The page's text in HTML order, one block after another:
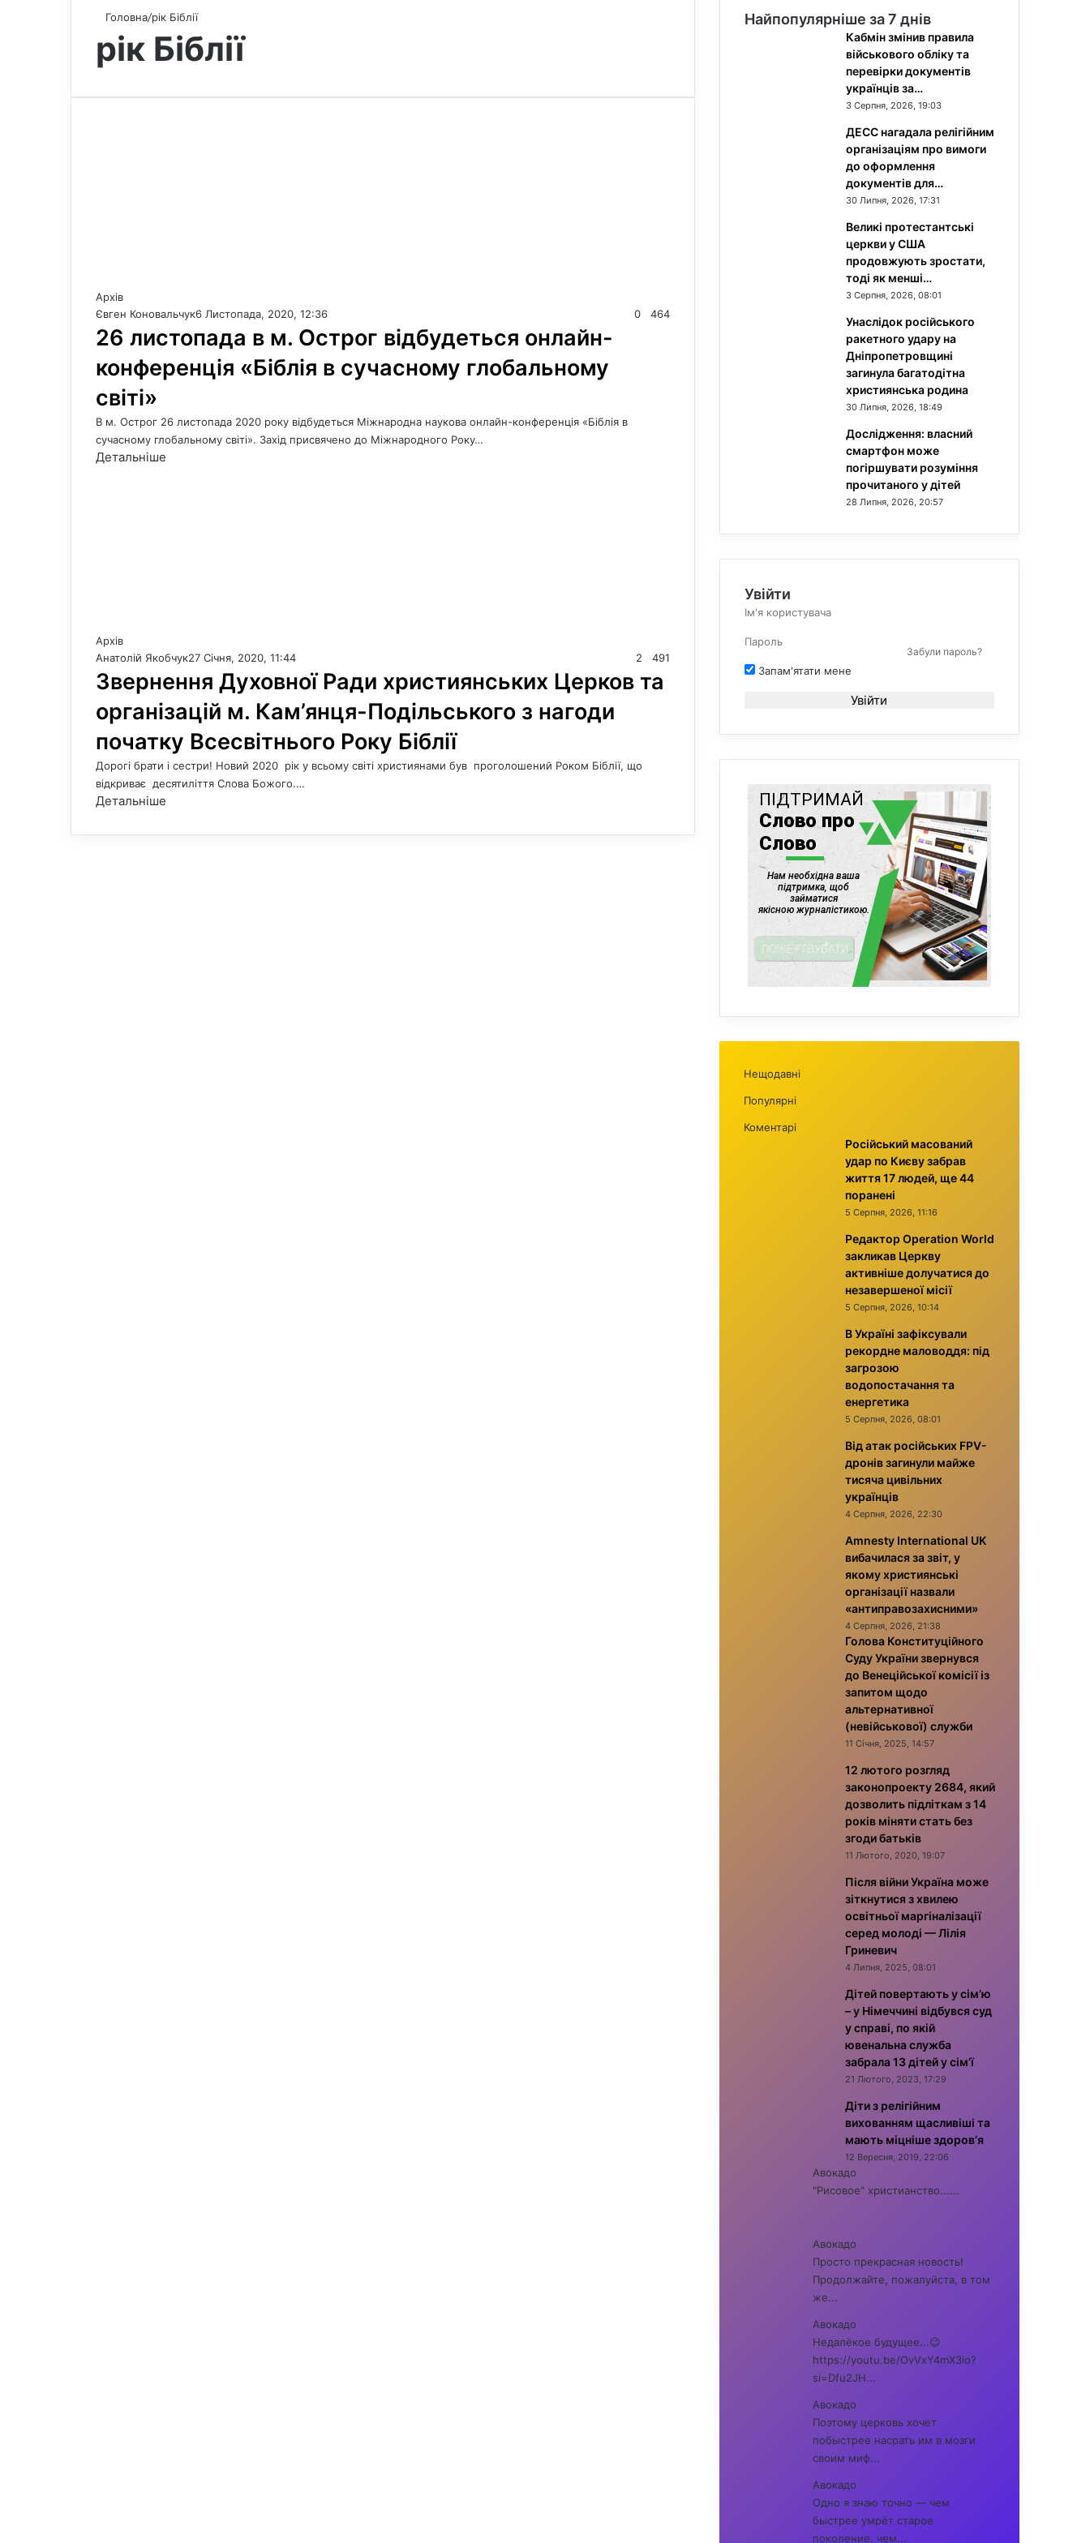
Головна/рік Біблії
рік Біблії
Архів
Євген Коновальчук6 Листопада, 2020, 12:36 0 464
26 листопада в м. Острог відбудеться онлайн-
конференція «Біблія в сучасному глобальному
світі»
В м. Острог 26 листопада 2020 року відбудеться Міжнародна наукова онлайн-конференція «Біблія в
сучасному глобальному світі». Захід присвячено до Міжнародного Року…
Детальніше
Архів
Анатолій Якобчук27 Січня, 2020, 11:44 2 491
Звернення Духовної Ради християнських Церков та
організацій м. Кам’янця-Подільського з нагоди
початку Всесвітнього Року Біблії
Дорогі брати і сестри! Новий 2020 рік у всьому світі християнами був проголошений Роком Біблії, що
відкриває десятиліття Слова Божого.…
Детальніше
Найпопулярніше за 7 днів
Кабмін змінив правила
військового обліку та
перевірки документів
українців за…
3 Серпня, 2026, 19:03
ДЕСС нагадала релігійним
організаціям про вимоги
до оформлення
документів для…
30 Липня, 2026, 17:31
Великі протестантські
церкви у США
продовжують зростати,
тоді як менші…
3 Серпня, 2026, 08:01
Унаслідок російського
ракетного удару на
Дніпропетровщині
загинула багатодітна
християнська родина
30 Липня, 2026, 18:49
Дослідження: власний
смартфон може
погіршувати розуміння
прочитаного у дітей
28 Липня, 2026, 20:57
Увійти
Забули пароль?
Запам'ятати мене
Увійти
Нещодавні
Популярні
Коментарі
Російський масований
удар по Києву забрав
життя 17 людей, ще 44
поранені
5 Серпня, 2026, 11:16
Редактор Operation World
закликав Церкву
активніше долучатися до
незавершеної місії
5 Серпня, 2026, 10:14
В Україні зафіксували
рекордне маловоддя: під
загрозою
водопостачання та
енергетика
5 Серпня, 2026, 08:01
Від атак російських FPV-
дронів загинули майже
тисяча цивільних
українців
4 Серпня, 2026, 22:30
Amnesty International UK
вибачилася за звіт, у
якому християнські
організації назвали
«антиправозахисними»
4 Серпня, 2026, 21:38
Голова Конституційного
Суду України звернувся
до Венеційської комісії із
запитом щодо
альтернативної
(невійськової) служби
11 Січня, 2025, 14:57
12 лютого розгляд
законопроекту 2684, який
дозволить підліткам з 14
років міняти стать без
згоди батьків
11 Лютого, 2020, 19:07
Після війни Україна може
зіткнутися з хвилею
освітньої маргіналізації
серед молоді — Лілія
Гриневич
4 Липня, 2025, 08:01
Дітей повертають у сім’ю
– у Німеччині відбувся суд
у справі, по якій
ювенальна служба
забрала 13 дітей у сім’ї
21 Лютого, 2023, 17:29
Діти з релігійним
вихованням щасливіші та
мають міцніше здоров’я
12 Вересня, 2019, 22:06
Авокадо
"Рисовое" христианство......
Авокадо
Просто прекрасная новость!
Продолжайте, пожалуйста, в том
же...
Авокадо
Недалёкое будущее...😉
https://youtu.be/OvVxY4mX3io?
si=Dfu2JH...
Авокадо
Поэтому церковь хочет
побыстрее насрать им в мозги
своим миф...
Авокадо
Одно я знаю точно — чем
быстрее умрёт старое
поколение, чем...